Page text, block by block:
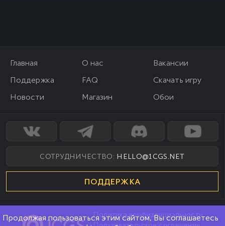
Продолжая пользоваться этим сайтом, Вы соглашаетесь
Главная О нас
Вакансии
Поддержка
FAQ
Скачать игру
Новости
Магазин Обои
СОТРУДНИЧЕСТВО: HELLO@1CGS.NET
ПОДДЕРЖКА
Политика конфиденциальности